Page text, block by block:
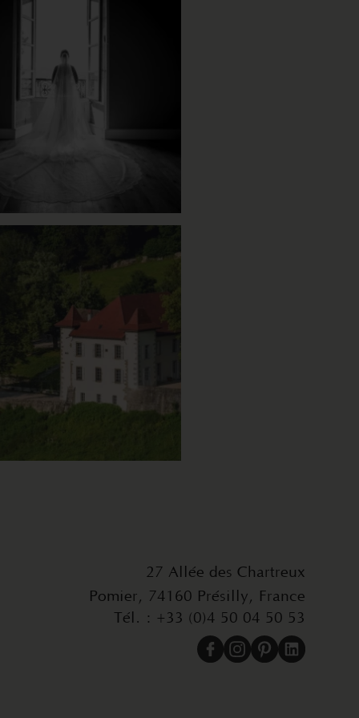
27 Allée des Chartreux
Pomier, 74160 Présilly, France
Tél. : +33 (0)4 50 04 50 53